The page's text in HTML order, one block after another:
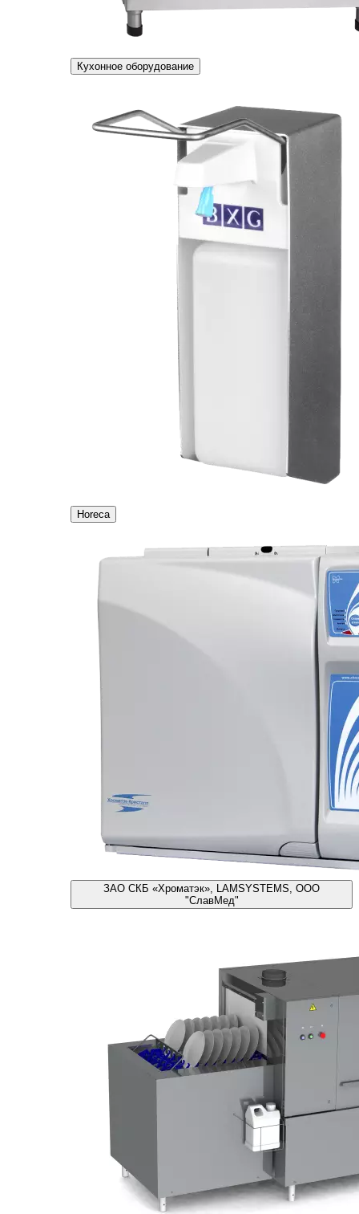
Кухонное оборудование
Horeca
ЗАО СКБ «Хроматэк», LAMSYSTEMS, ООО
"СлавМед"